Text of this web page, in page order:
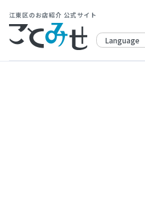
江東区のお店紹介 公式サイト